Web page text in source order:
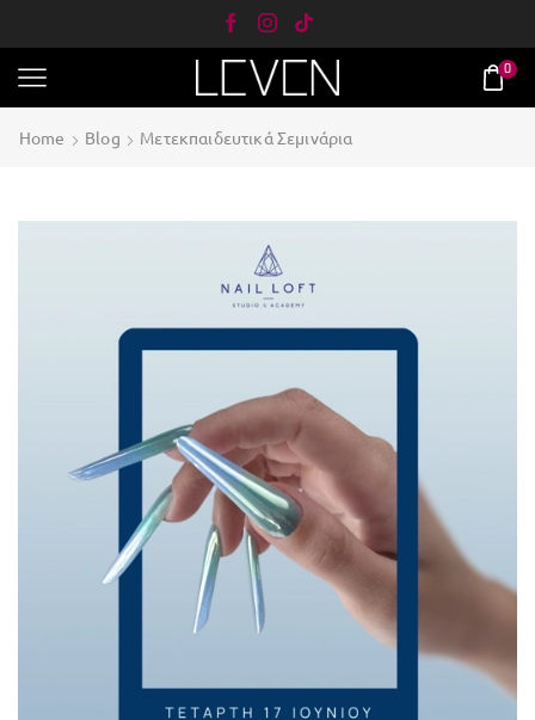
0
Home Blog Μετεκπαιδευτικά Σεμινάρια